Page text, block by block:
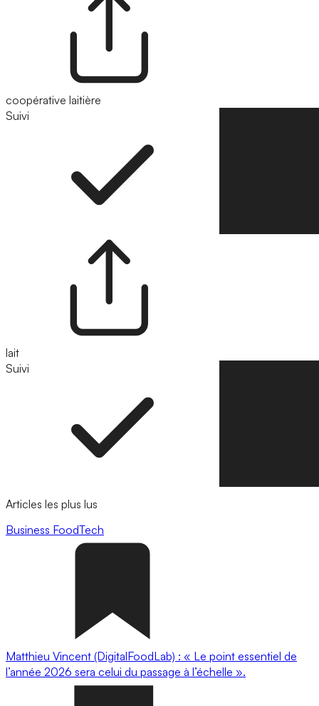
coopérative laitière
Suivi
lait
Suivi
Articles les plus lus
Business FoodTech
Matthieu Vincent (DigitalFoodLab) : « Le point essentiel de
l’année 2026 sera celui du passage à l’échelle ».